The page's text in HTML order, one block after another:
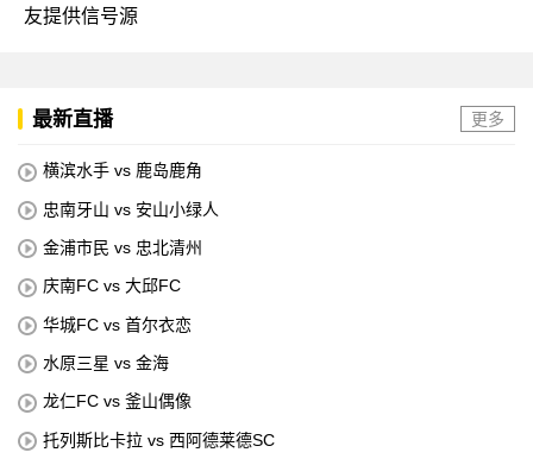
友提供信号源
最新直播 更多
横滨水手 vs 鹿岛鹿角
忠南牙山 vs 安山小绿人
金浦市民 vs 忠北清州
庆南FC vs 大邱FC
华城FC vs 首尔衣恋
水原三星 vs 金海
龙仁FC vs 釜山偶像
托列斯比卡拉 vs 西阿德莱德SC